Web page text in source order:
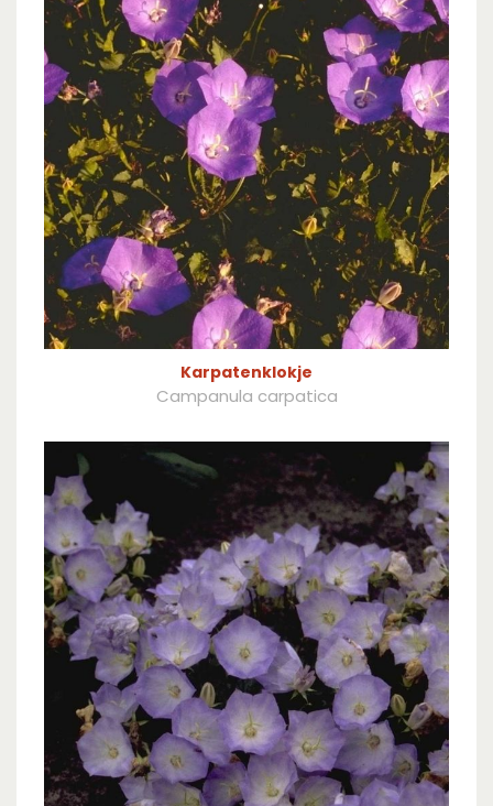
Karpatenklokje
Campanula carpatica